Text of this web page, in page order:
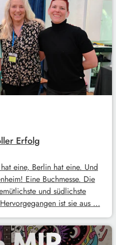
Erfolg
eine, Berlin hat eine. Und
Eine Buchmesse. Die
und südlichste
ist sie aus …